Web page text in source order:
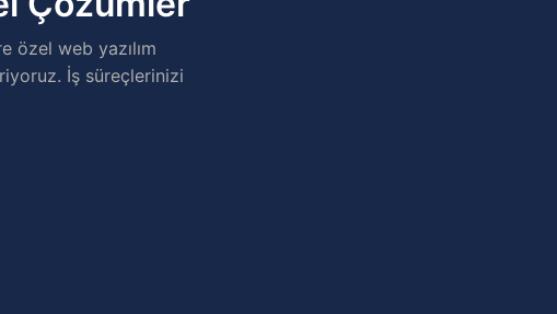
özel web yazılım
İş süreçlerinizi